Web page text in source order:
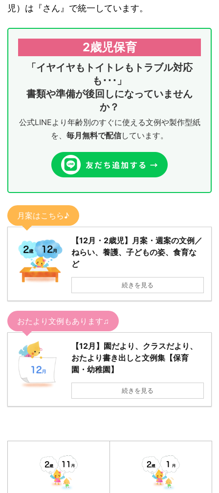
児）は『さん』で統一しています。
2歳児保育
「イヤイヤもトイトレもトラブル対応
も･･･」
書類や準備が後回しになっていません
か？
公式LINEより年齢別のすぐに使える文例や製作型紙
を、 毎月無料で配信しています。
月案はこちら♪
【12月・2歳児】月案・週案の文例／
ねらい、養護、子どもの姿、食育な
ど
続きを見る
おたより文例もあります♫
【12月】園だより、クラスだより、
おたより書き出しと文例集【保育
園・幼稚園】
続きを見る